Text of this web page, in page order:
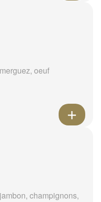
oeuf
champignons,